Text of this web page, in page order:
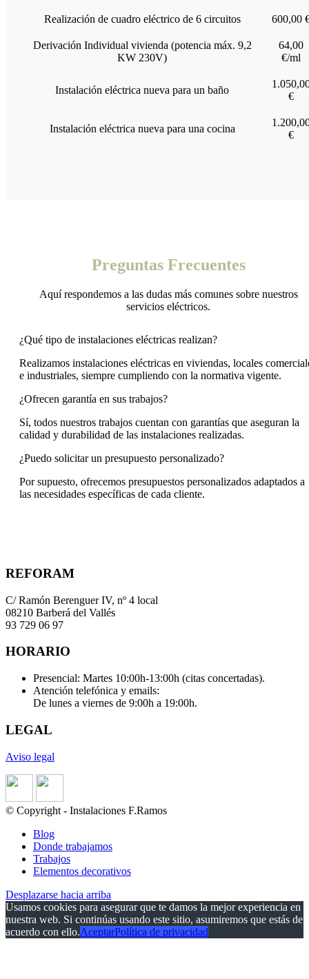
Realización de cuadro eléctrico de 6 circuitos 600,00
Derivación Individual vivienda (potencia máx. 9,2
KW 230V)
64,00
€/ml
Instalación eléctrica nueva para un baño
€
Instalación eléctrica nueva para una cocina
€
Preguntas Frecuentes
Aquí respondemos a las dudas más comunes sobre nuestros
servicios eléctricos.
¿Qué tipo de instalaciones eléctricas realizan?
Realizamos instalaciones eléctricas en viviendas, locales
e industriales, siempre cumpliendo con la normativa vigente.
¿Ofrecen garantía en sus trabajos?
Sí, todos nuestros trabajos cuentan con garantías que aseguran la
calidad y durabilidad de las instalaciones realizadas.
¿Puedo solicitar un presupuesto personalizado?
Por supuesto, ofrecemos presupuestos personalizados adaptados a
las necesidades específicas de cada cliente.
REFORAM
C/ Ramón Berenguer IV, nº 4 local
08210 Barberá del Vallés
93 729 06 97
HORARIO
Presencial: Martes 10:00h-13:00h (citas concertadas).
Atención telefónica y emails:
De lunes a viernes de 9:00h a 19:00h.
LEGAL
Aviso legal
© Copyright - Instalaciones F.Ramos
Blog
Donde trabajamos
Trabajos
Elementos decorativos
Desplazarse hacia arriba
Usamos cookies para asegurar que te damos la mejor experiencia en
nuestra web. Si continúas usando este sitio, asumiremos que estás de
acuerdo con ello.AceptarPolítica de privacidad